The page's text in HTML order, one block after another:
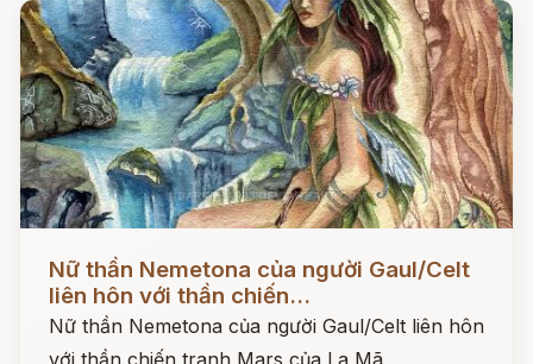
Nữ thần Nemetona của người Gaul/Celt
liên hôn với thần chiến...
Nữ thần Nemetona của người Gaul/Celt liên hôn
với thần chiến tranh Mars của La Mã